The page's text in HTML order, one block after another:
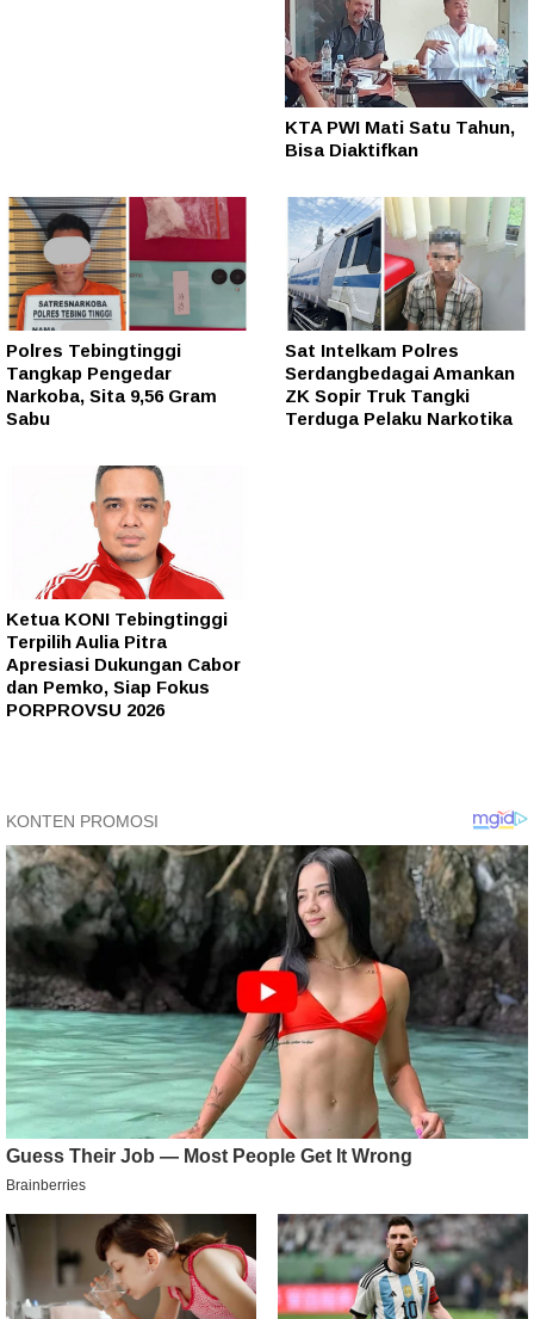
KTA PWI Mati Satu Tahun,
Bisa Diaktifkan
Polres Tebingtinggi
Tangkap Pengedar
Narkoba, Sita 9,56 Gram
Sabu
Sat Intelkam Polres
Serdangbedagai Amankan
ZK Sopir Truk Tangki
Terduga Pelaku Narkotika
Ketua KONI Tebingtinggi
Terpilih Aulia Pitra
Apresiasi Dukungan Cabor
dan Pemko, Siap Fokus
PORPROVSU 2026